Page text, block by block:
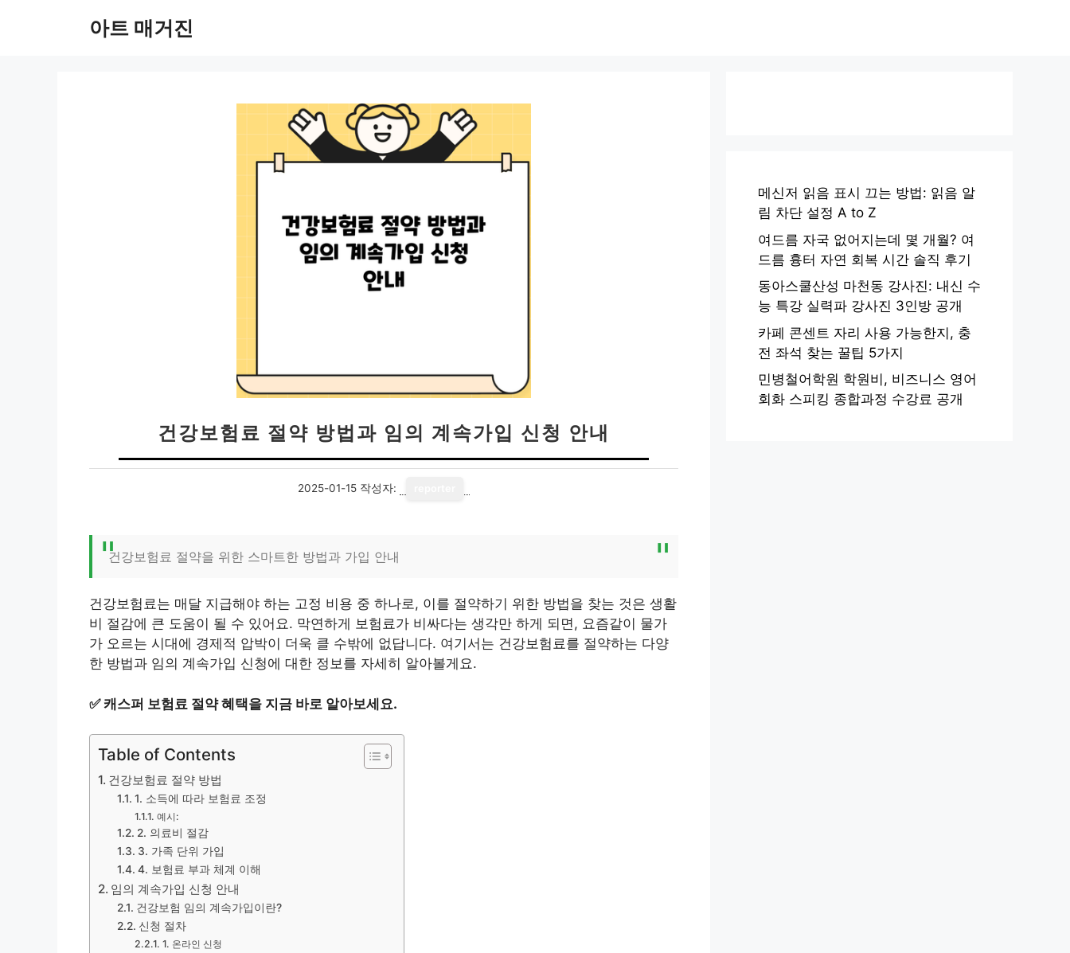
아트 매거진
건강보험료 절약 방법과 임의 계속가입 신청 안내
2025-01-15 작성자:
건강보험료 절약을 위한 스마트한 방법과 가입 안내
건강보험료는 매달 지급해야 하는 고정 비용 중 하나로, 이를 절약하기 위한 방법을 찾는 것은 생활
비 절감에 큰 도움이 될 수 있어요. 막연하게 보험료가 비싸다는 생각만 하게 되면, 요즘같이 물가
가 오르는 시대에 경제적 압박이 더욱 클 수밖에 없답니다. 여기서는 건강보험료를 절약하는 다양
한 방법과 임의 계속가입 신청에 대한 정보를 자세히 알아볼게요.
✅캐스퍼 보험료 절약 혜택을 지금 바로 알아보세요.
Table of Contents
건강보험료 절약 방법
1. 소득에 따라 보험료 조정
예시:
2. 의료비 절감
3. 가족 단위 가입
4. 보험료 부과 체계 이해
임의 계속가입 신청 안내
건강보험 임의 계속가입이란?
신청 절차
1. 온라인 신청
메신저 읽음 표시 끄는 방법: 읽음 알
림 차단 설정 A to Z
여드름 자국 없어지는데 몇 개월? 여
드름 흉터 자연 회복 시간 솔직 후기
동아스쿨산성 마천동 강사진: 내신 수
능 특강 실력파 강사진 3인방 공개
카페 콘센트 자리 사용 가능한지, 충
전 좌석 찾는 꿀팁 5가지
민병철어학원 학원비, 비즈니스 영어
회화 스피킹 종합과정 수강료 공개